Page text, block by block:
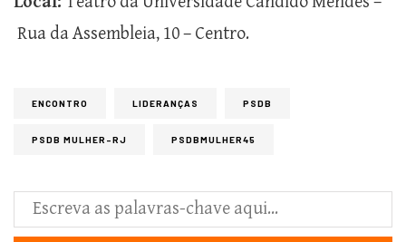
Rua da Assembleia, 10 – Centro.
ENCONTRO LIDERANÇAS PSDB
PSDB MULHER-RJ PSDBMULHER45